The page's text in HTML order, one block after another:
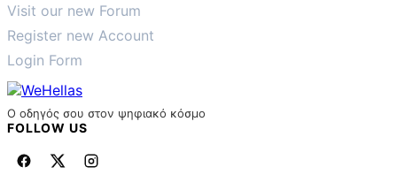
Visit our new Forum
Register new Account
Login Form
Ο οδηγός σου στον ψηφιακό κόσμο
FOLLOW US